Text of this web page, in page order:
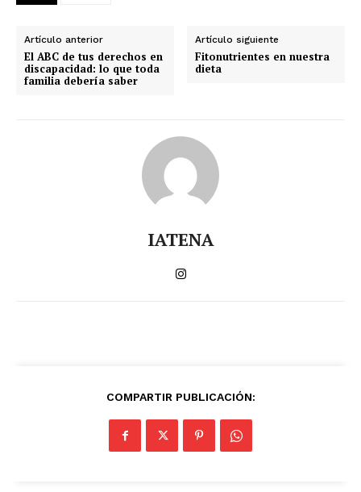
Artículo anterior
El ABC de tus derechos en
discapacidad: lo que toda
familia debería saber
Artículo siguiente
Fitonutrientes en nuestra
dieta
IATENA
COMPARTIR PUBLICACIÓN: